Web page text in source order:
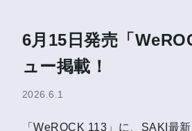
6月15日発売「
ュー掲載！
2026.6.1
「WeROCK 113」に、SAKI最